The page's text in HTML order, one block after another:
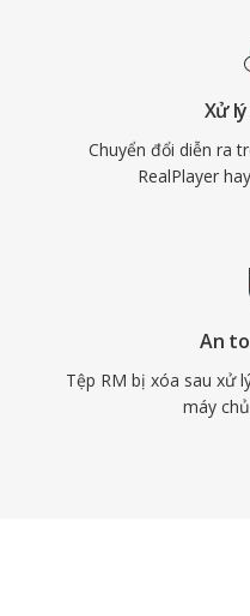
Xử
Chuyển đổi diễn ra
RealPlayer
An
Tệp RM bị xóa sau xử
máy